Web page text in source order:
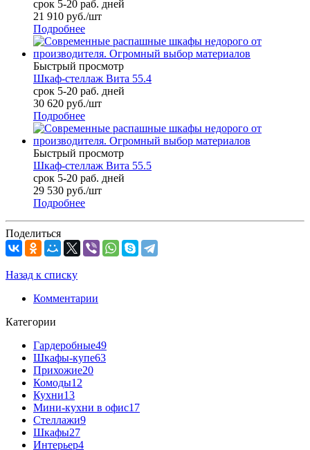
срок 5-20 раб. дней
21 910 руб./шт
Подробнее
Быстрый просмотр
Шкаф-стеллаж Вита 55.4
срок 5-20 раб. дней
30 620 руб./шт
Подробнее
Быстрый просмотр
Шкаф-стеллаж Вита 55.5
срок 5-20 раб. дней
29 530 руб./шт
Подробнее
Поделиться
Назад к списку
Комментарии
Категории
Гардеробные49
Шкафы-купе63
Прихожие20
Комоды12
Кухни13
Мини-кухни в офис17
Стеллажи9
Шкафы27
Интерьер4